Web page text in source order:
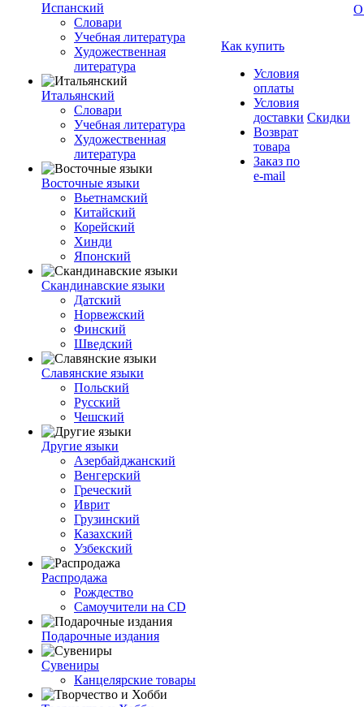
Испанский
Словари
Учебная литература
Художественная
литература
Итальянский
Словари
Учебная литература
Художественная
литература
Восточные языки
Вьетнамский
Китайский
Корейский
Хинди
Японский
Скандинавские языки
Датский
Норвежский
Финский
Шведский
Славянские языки
Польский
Русский
Чешский
Другие языки
Азербайджанский
Венгерский
Греческий
Иврит
Грузинский
Казахский
Узбекский
Распродажа
Рождество
Самоучители на CD
Подарочные издания
Сувениры
Канцелярские товары
Как купить
Условия
оплаты
Условия
доставки
Возврат
товара
Заказ по
e-mail
Скидки
О